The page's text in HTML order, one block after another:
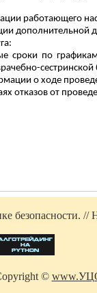
работающего
дополнительной
сроки по
сестринской
о ходе
отказов от
безопасности.
©